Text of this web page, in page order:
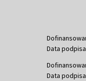
Data
Data